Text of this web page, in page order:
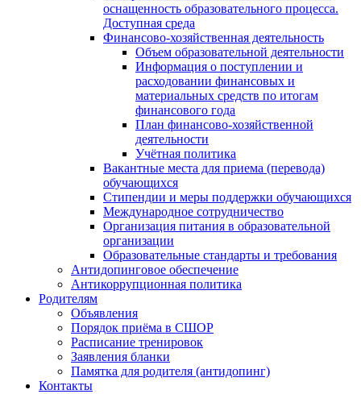
оснащенность образовательного процесса.
Доступная среда
Финансово-хозяйственная деятельность
Объем образовательной деятельности
Информация о поступлении и
расходовании финансовых и
материальных средств по итогам
финансового года
План финансово-хозяйственной
деятельности
Учётная политика
Вакантные места для приема (перевода)
обучающихся
Стипендии и меры поддержки обучающихся
Международное сотрудничество
Организация питания в образовательной
организации
Образовательные стандарты и требования
Антидопинговое обеспечение
Антикоррупционная политика
Родителям
Объявления
Порядок приёма в СШОР
Расписание тренировок
Заявления бланки
Памятка для родителя (антидопинг)
Контакты